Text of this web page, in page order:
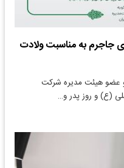
جاجرم به مناسبت ولادت
و عضو هیئت مدیره شرکت
(ع) و روز پدر و…